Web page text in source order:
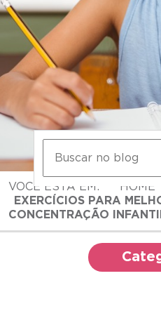
VOCÊ ESTÁ EM: HOME
EXERCÍCIOS PARA
CONCENTRAÇÃO